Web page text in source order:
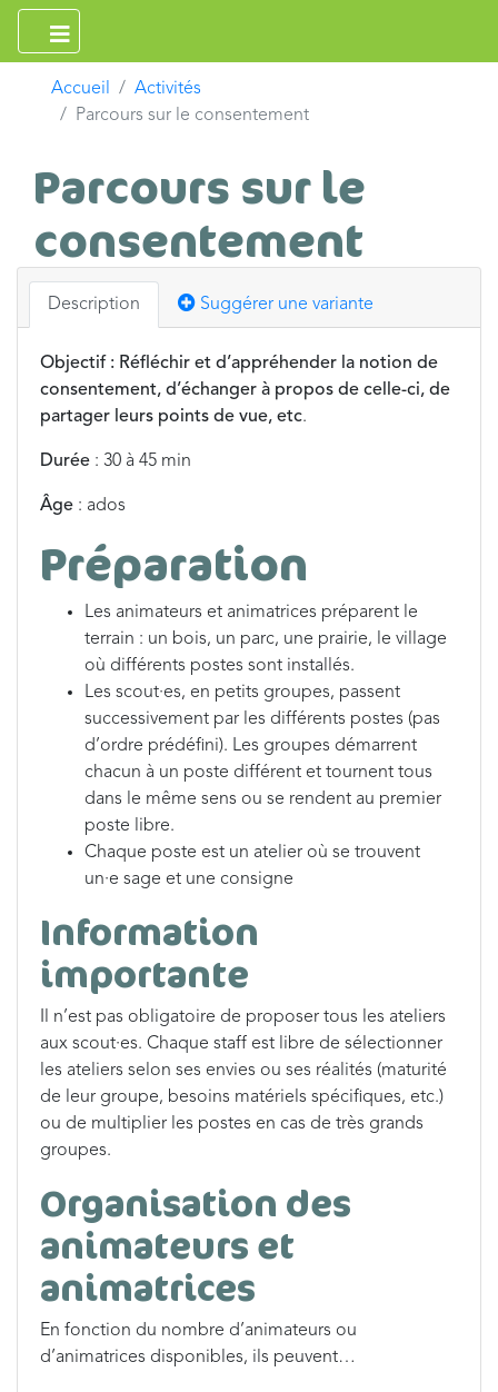
Accueil
Activités
Parcours sur le consentement
Parcours sur le
consentement
Description Suggérer une variante
Objectif : Réfléchir et d’appréhender la notion de
consentement, d’échanger à propos de celle-ci, de
partager leurs points de vue, etc.
Durée : 30 à 45 min
Âge : ados
Préparation
Les animateurs et animatrices préparent le
terrain : un bois, un parc, une prairie, le village
où différents postes sont installés.
Les scout·es, en petits groupes, passent
successivement par les différents postes (pas
d’ordre prédéfini). Les groupes démarrent
chacun à un poste différent et tournent tous
dans le même sens ou se rendent au premier
poste libre.
Chaque poste est un atelier où se trouvent
un·e sage et une consigne
Information
importante
Il n’est pas obligatoire de proposer tous les ateliers
aux scout·es. Chaque staff est libre de sélectionner
les ateliers selon ses envies ou ses réalités (maturité
de leur groupe, besoins matériels spécifiques, etc.)
ou de multiplier les postes en cas de très grands
groupes.
Organisation des
animateurs et
animatrices
En fonction du nombre d’animateurs ou
d’animatrices disponibles, ils peuvent…